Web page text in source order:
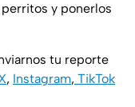
y ponerlos
tu reporte
, Instagram, TikTok